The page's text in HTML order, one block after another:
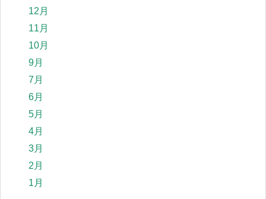
12月
11月
10月
9月
7月
6月
5月
4月
3月
2月
1月